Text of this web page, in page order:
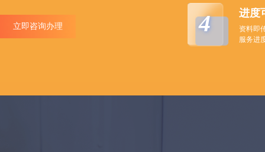
立即咨询办理 4 进度
资料即
服务进